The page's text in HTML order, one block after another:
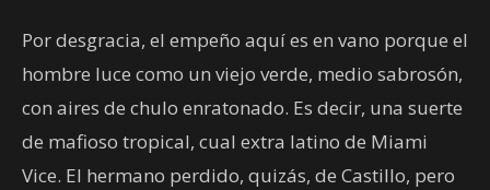
Por desgracia, el empeño aquí es en vano porque el
hombre luce como un viejo verde, medio sabrosón,
con aires de chulo enratonado. Es decir, una suerte
de mafioso tropical, cual extra latino de Miami
Vice. El hermano perdido, quizás, de Castillo, pero